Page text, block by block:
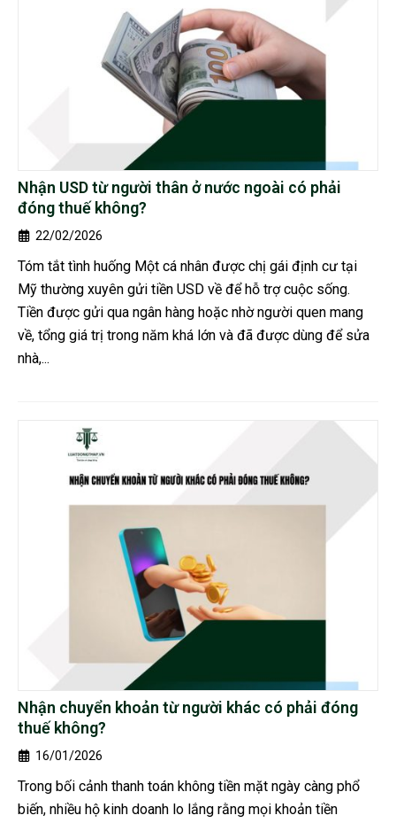
Nhận USD từ người thân ở nước ngoài có phải
đóng thuế không?
22/02/2026
Tóm tắt tình huống Một cá nhân được chị gái định cư tại
Mỹ thường xuyên gửi tiền USD về để hỗ trợ cuộc sống.
Tiền được gửi qua ngân hàng hoặc nhờ người quen mang
về, tổng giá trị trong năm khá lớn và đã được dùng để sửa
nhà,...
Nhận chuyển khoản từ người khác có phải đóng
thuế không?
16/01/2026
Trong bối cảnh thanh toán không tiền mặt ngày càng phổ
biến, nhiều hộ kinh doanh lo lắng rằng mọi khoản tiền